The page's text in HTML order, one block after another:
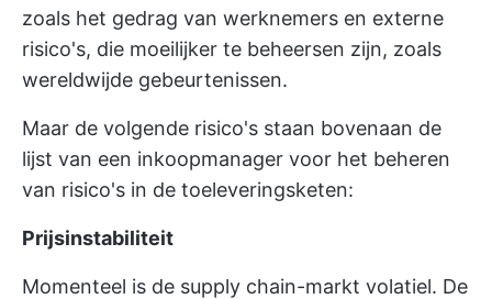
zoals het gedrag van werknemers en externe
risico's, die moeilijker te beheersen zijn, zoals
wereldwijde gebeurtenissen.
Maar de volgende risico's staan bovenaan de
lijst van een inkoopmanager voor het beheren
van risico's in de toeleveringsketen:
Prijsinstabiliteit
Momenteel is de supply chain-markt volatiel. De